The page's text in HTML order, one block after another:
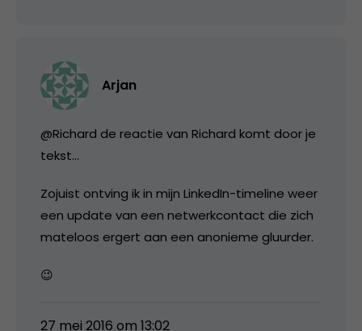
Arjan
@Richard de reactie van Richard komt door je
tekst…
Zojuist ontving ik in mijn LinkedIn-timeline weer
een update van een netwerkcontact die zich
mateloos ergert aan een anonieme gluurder.
😉
27 mei 2016 om 13:02